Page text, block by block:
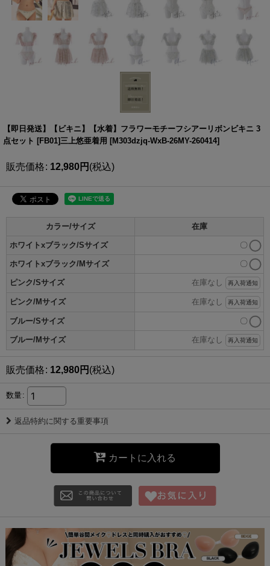
【即日発送】【ビキニ】【水着】フラワーモチーフシアーリボンビキニ 3
点セット [FB01]三上悠亜着用 [M303dzjq-WxB-26MY-260414]
販売価格: 12,980円 (税込)
カラー/サイズ 在庫
ホワイトxブラック/Sサイズ 〇
ホワイトxブラック/Mサイズ 〇
ピンク/Sサイズ 在庫なし 再入荷通知
ピンク/Mサイズ 在庫なし 再入荷通知
ブルー/Sサイズ 〇
ブルー/Mサイズ 在庫なし 再入荷通知
販売価格: 12,980円 (税込)
数量:
返品特約に関する重要事項
カートに入れる